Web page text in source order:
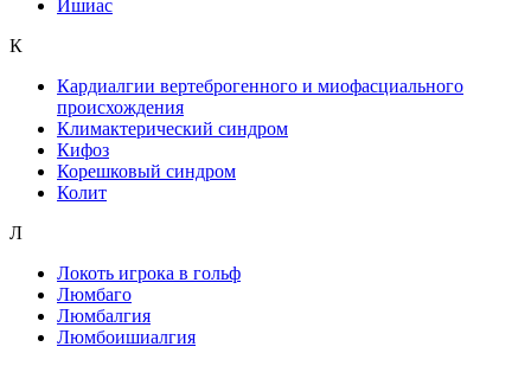
Ишиас
К
Кардиалгии вертеброгенного и миофасциального
происхождения
Климактерический синдром
Кифоз
Корешковый синдром
Колит
Л
Локоть игрока в гольф
Люмбаго
Люмбалгия
Люмбоишиалгия